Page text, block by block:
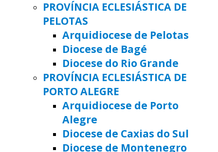
PROVÍNCIA ECLESIÁSTICA DE
PELOTAS
Arquidiocese de Pelotas
Diocese de Bagé
Diocese do Rio Grande
PROVÍNCIA ECLESIÁSTICA DE
PORTO ALEGRE
Arquidiocese de Porto
Alegre
Diocese de Caxias do Sul
Diocese de Montenegro